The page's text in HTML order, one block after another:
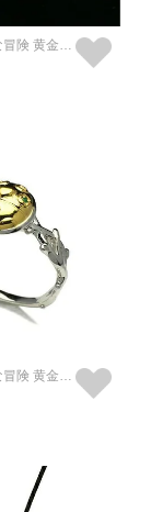
ジョジョの奇妙な冒険 黄金の風 スタンドの矢 リング/指輪
ジョジョの奇妙な冒険 黄金の風リング/指輪（ゴールド・エクスペリエンス）